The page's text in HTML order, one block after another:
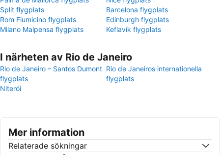
Split flygplats
Barcelona flygplats
Rom Fiumicino flygplats
Edinburgh flygplats
Milano Malpensa flygplats
Keflavík flygplats
I närheten av Rio de Janeiro
Rio de Janeiro – Santos Dumont
flygplats
Rio de Janeiros internationella
flygplats
Niterói
Mer information
Relaterade sökningar